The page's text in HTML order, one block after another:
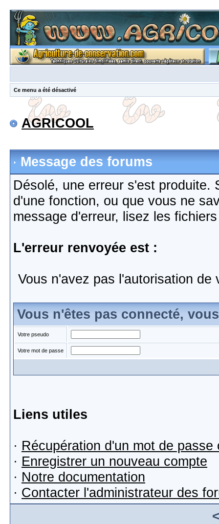
Ce menu a été désactivé
AGRICOOL
Message des forums
Désolé, une erreur s'est produite.
d'une fonction, ou que vous ne
message d'erreur, lisez les
L'erreur renvoyée est :
Vous n'avez pas l'autorisation de
Vous n'êtes pas connecté,
Votre pseudo
Votre mot de passe
Liens utiles
· Récupération d'un mot de passe
· Enregistrer un nouveau compte
· Notre documentation
· Contacter l'administrateur des